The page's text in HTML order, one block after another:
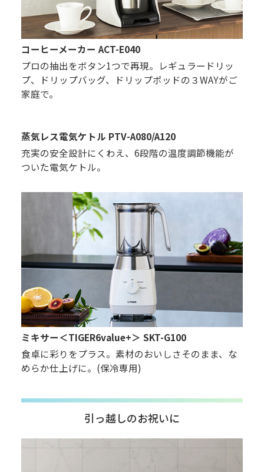
コーヒーメーカー ACT-E040
プロの抽出をボタン1つで再現。レギュラードリッ
プ、ドリップバッグ、ドリップポッドの３WAYがご
家庭で。
蒸気レス電気ケトル PTV-A080/A120
充実の安全設計にくわえ、6段階の温度調節機能が
ついた電気ケトル。
ミキサー＜TIGER6value+＞ SKT-G100
食卓に彩りをプラス。素材のおいしさそのまま、な
めらか仕上げに。(保冷専用)
引っ越しのお祝いに